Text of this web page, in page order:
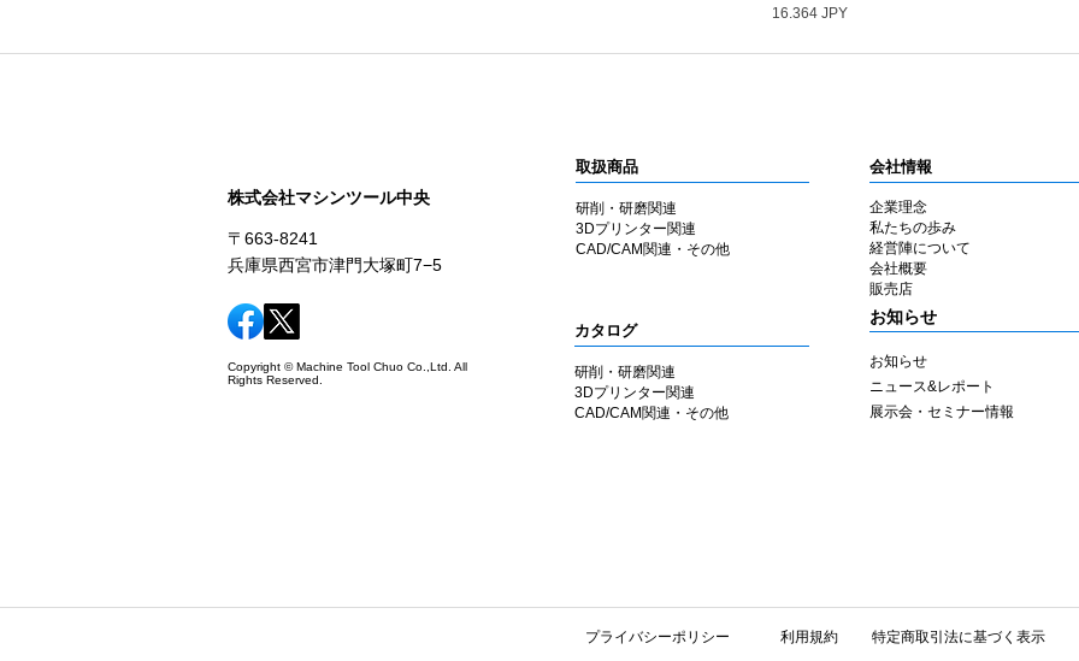
Prezzo
16.364 JPY
株式会社マシンツール中央
〒663-8241
兵庫県西宮市津門大塚町7−5
Copyright © Machine Tool Chuo Co.,Ltd. All
Rights Reserved.
取扱商品
研削・研磨関連
3Dプリンター関連
CAD/CAM関連・その他
カタログ
研削・研磨関連
3Dプリンター関連
CAD/CAM関連・その他
会社情報
企業理念
私たちの歩み
​経営陣について
会社概要
​販売店
​お知らせ
お知らせ
ニュース&レポート
展示会・セミナー情報
​プライバシーポリシー 利用規約 特定商取引法に基づく表示